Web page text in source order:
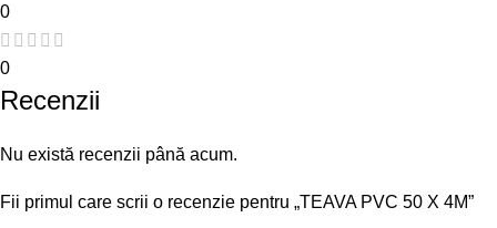
0
0
Recenzii
Nu există recenzii până acum.
Fii primul care scrii o recenzie pentru „TEAVA PVC 50 X 4M”